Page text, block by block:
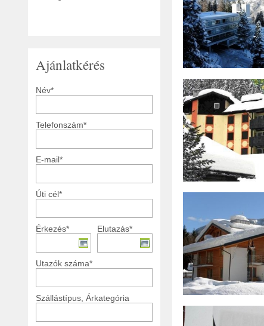
Ajánlatkérés
Név*
Telefonszám*
E-mail*
Úti cél*
Érkezés* Elutazás*
Utazók száma*
Szállástípus, Árkategória